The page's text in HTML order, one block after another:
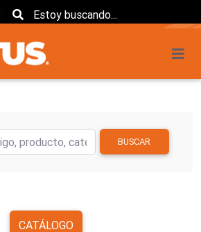
BUSCAR
CATÁLOGO